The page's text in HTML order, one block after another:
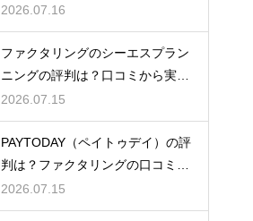
を徹底解説
2026.07.16
ファクタリングのシーエスプラン
ニングの評判は？口コミから実態
を徹底解説
2026.07.15
PAYTODAY（ペイトゥデイ）の評
判は？ファクタリングの口コミ検
証
2026.07.15